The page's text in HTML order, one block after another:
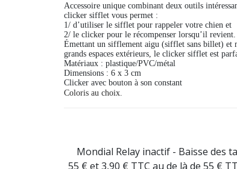
(3
Accessoire unique combinant deux outils
clicker sifflet vous permet :
1/ d’utiliser le sifflet pour rappeler votre chien et
2/ le clicker pour le récompenser lorsqu’il revient.
Émettant un sifflement aigu (sifflet sans billet) et
grands espaces extérieurs, le clicker sifflet est
Matériaux : plastique/PVC/métal
Dimensions : 6 x 3 cm
Clicker avec bouton à son constant
Coloris au choix.
Mondial Relay inactif - Baisse des
55 € et 3,90 € TTC au de là de 55 €